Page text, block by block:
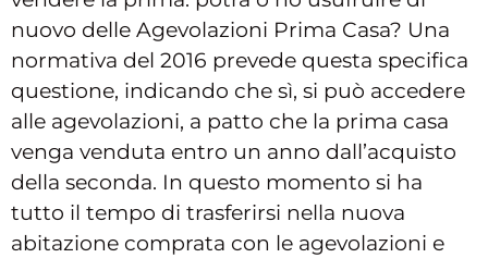
nuovo delle Agevolazioni Prima Casa? Una
normativa del 2016 prevede questa specifica
questione, indicando che sì, si può accedere
alle agevolazioni, a patto che la prima casa
venga venduta entro un anno dall’acquisto
della seconda. In questo momento si ha
tutto il tempo di trasferirsi nella nuova
abitazione comprata con le agevolazioni e